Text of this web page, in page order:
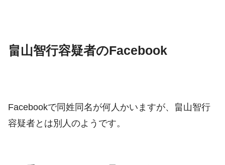
畠山智行容疑者のFacebook
Facebookで同姓同名が何人かいますが、畠山智行
容疑者とは別人のようです。